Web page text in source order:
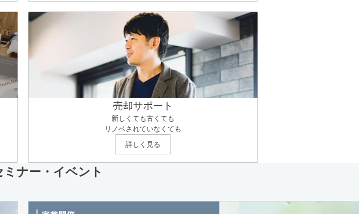
売却サポート
新しくても古くても
リノベされていなくても
詳しく見る
ミナー・イベント